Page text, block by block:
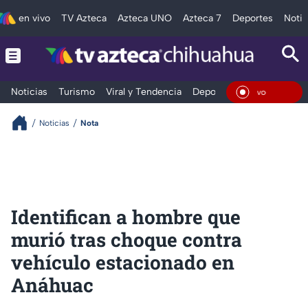
en vivo TV Azteca Azteca UNO Azteca 7 Deportes
Noticias Turismo Viral y Tendencia Deportes Espectáculos
En
Noticias Nota
Identifican a hombre que
murió tras choque contra
vehículo estacionado en
Anáhuac